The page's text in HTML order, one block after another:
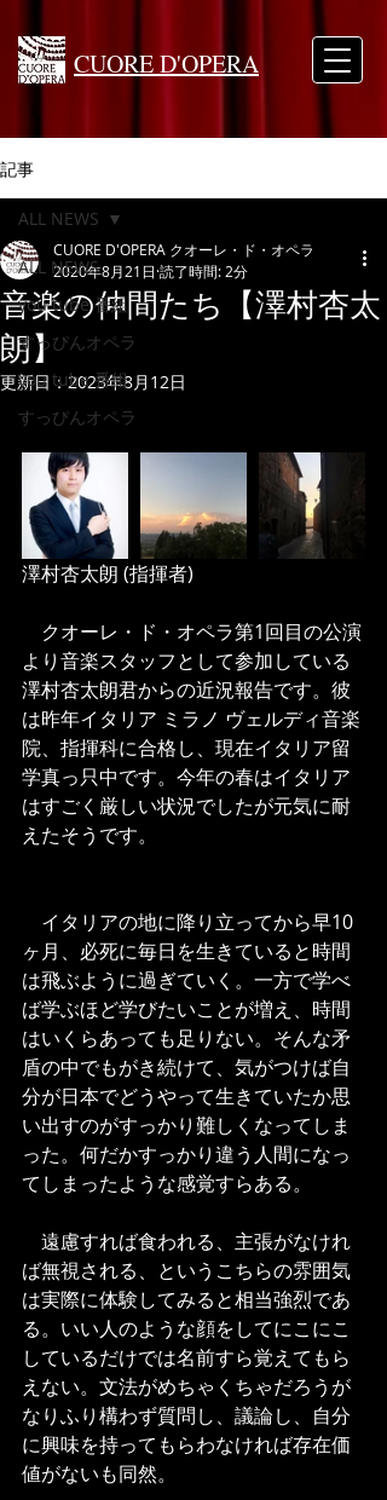
CUORE D'OPERA
記事
ALL NEWS
you tube 番組
すっぴんオペラ
you tube 番組
すっぴんオペラ
ALL NEWS
音楽の仲間たち【澤村杏太
朗】
CUORE D'OPERA クオーレ・ド・オペラ
2020年8月21日 読了時間: 2分
更新日：2023年8月12日
澤村杏太朗 (指揮者)
クオーレ・ド・オペラ第1回目の公演
より音楽スタッフとして参加している
澤村杏太朗君からの近況報告です。彼
は昨年イタリア ミラノ ヴェルディ音楽
院、指揮科に合格し、現在イタリア留
学真っ只中です。今年の春はイタリア
はすごく厳しい状況でしたが元気に耐
えたそうです。
イタリアの地に降り立ってから早10
ヶ月、必死に毎日を生きていると時間
は飛ぶように過ぎていく。一方で学べ
ば学ぶほど学びたいことが増え、時間
はいくらあっても足りない。そんな矛
盾の中でもがき続けて、気がつけば自
分が日本でどうやって生きていたか思
い出すのがすっかり難しくなってしま
った。何だかすっかり違う人間になっ
てしまったような感覚すらある。
遠慮すれば食われる、主張がなけれ
ば無視される、というこちらの雰囲気
は実際に体験してみると相当強烈であ
る。いい人のような顔をしてにこにこ
しているだけでは名前すら覚えてもら
えない。文法がめちゃくちゃだろうが
なりふり構わず質問し、議論し、自分
に興味を持ってもらわなければ存在価
値がないも同然。